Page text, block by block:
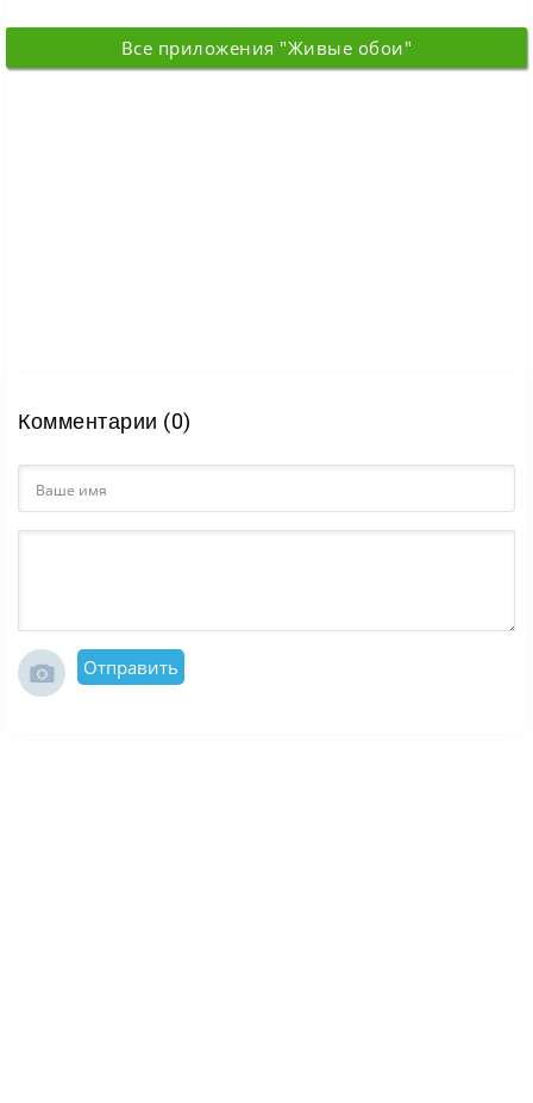
Все приложения "Живые обои"
Комментарии (0)
Отправить